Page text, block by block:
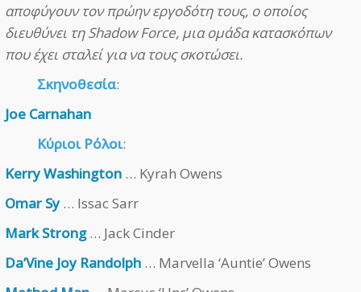
αποφύγουν τον πρώην εργοδότη τους, ο οποίος
διευθύνει τη Shadow Force, μια ομάδα κατασκόπων
που έχει σταλεί για να τους σκοτώσει.
Σκηνοθεσία:
Joe Carnahan
Κύριοι Ρόλοι:
Kerry Washington … Kyrah Owens
Omar Sy… Issac Sarr
Mark Strong… Jack Cinder
Da’Vine Joy Randolph … Marvella ‘Auntie’ Owens